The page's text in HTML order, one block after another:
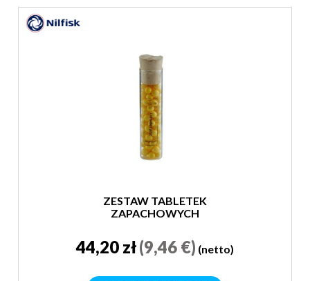
ZESTAW TABLETEK
ZAPACHOWYCH
44,20 zł(9,46 €) (netto)